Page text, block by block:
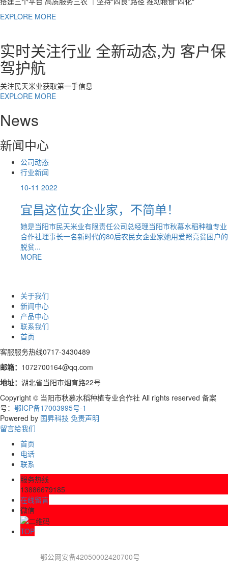
EXPLORE MORE
实时关注行业 全新动态,为 客户保
驾护航
关注民天米业获取第一手信息
EXPLORE MORE
News
新闻中心
公司动态
行业新闻
家，不简单！
任公司总经理当阳市秋慕水稻种植专业
80后农民女企业家她用爱照亮贫困户的
宜昌市诞生首个“
慕思田
宜昌市诞生首个“国字号”粮食
关于我们
新闻中心
产品中心
联系我们
首页
客服服务热线0717-3430489
邮箱： 1072700164@qq.com
地址： 湖北省当阳市烟育路22号
Copyright © 当阳市秋慕水稻种植专业合作社 All rights reserved 备案
号： 鄂ICP备17003995号-1
Powered by 国昇科技 免责声明
留言给我们
首页
电话
联系
服务热线
13886679185
在线留言
微信
TOP
鄂公网安备42050002420700号